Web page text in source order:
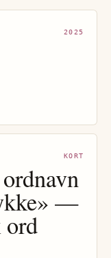
2025
KORT
—
ord